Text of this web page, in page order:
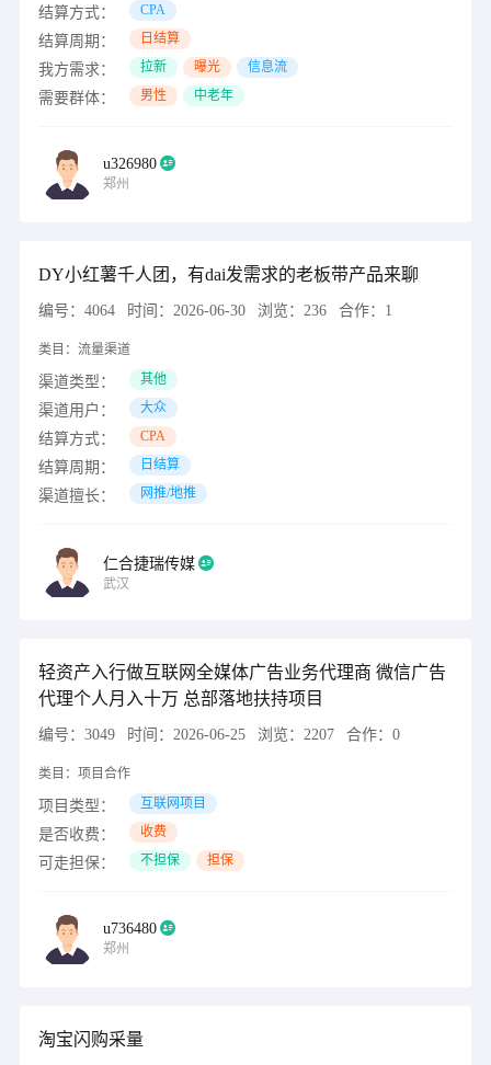
结算方式： CPA
结算周期： 日结算
我方需求： 拉新 曝光 信息流
需要群体： 男性 中老年
u326980
郑州
DY小红薯千人团，有dai发需求的老板带产品来聊
编号： 4064 时间： 2026-06-30 浏览： 236 合作： 1
类目： 流量渠道
渠道类型： 其他
渠道用户： 大众
结算方式： CPA
结算周期： 日结算
渠道擅长： 网推/地推
仁合捷瑞传媒
武汉
轻资产入行做互联网全媒体广告业务代理商 微信广告
代理个人月入十万 总部落地扶持项目
编号： 3049 时间： 2026-06-25 浏览： 2207 合作： 0
类目： 项目合作
项目类型： 互联网项目
是否收费： 收费
可走担保： 不担保 担保
u736480
郑州
淘宝闪购采量